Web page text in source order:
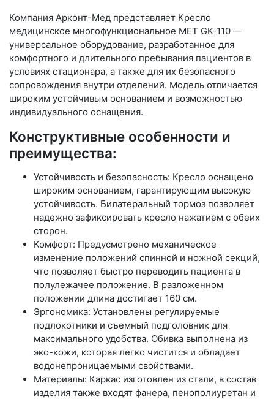
Компания Арконт-Мед представляет Кресло
медицинское многофункциональное МЕТ GK-110 —
универсальное оборудование, разработанное для
комфортного и длительного пребывания пациентов в
условиях стационара, а также для их безопасного
сопровождения внутри отделений. Модель отличается
широким устойчивым основанием и возможностью
индивидуального оснащения.
Конструктивные особенности и
преимущества:
Устойчивость и безопасность: Кресло оснащено
широким основанием, гарантирующим высокую
устойчивость. Билатеральный тормоз позволяет
надежно зафиксировать кресло нажатием с обеих
сторон.
Комфорт: Предусмотрено механическое
изменение положений спинной и ножной секций,
что позволяет быстро переводить пациента в
полулежачее положение. В разложенном
положении длина достигает 160 см.
Эргономика: Установлены регулируемые
подлокотники и съемный подголовник для
максимального удобства. Обивка выполнена из
эко-кожи, которая легко чистится и обладает
водонепроницаемыми свойствами.
Материалы: Каркас изготовлен из стали, в состав
изделия также входят фанера, пенополиуретан и